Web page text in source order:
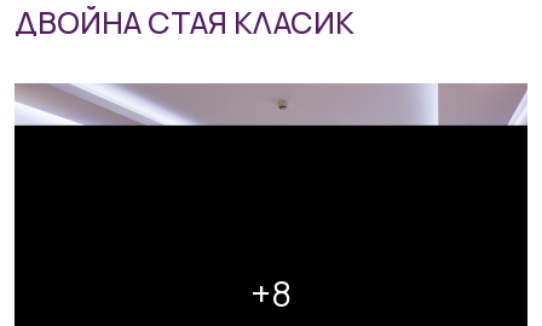
ДВОЙНА СТАЯ КЛАСИК
+8